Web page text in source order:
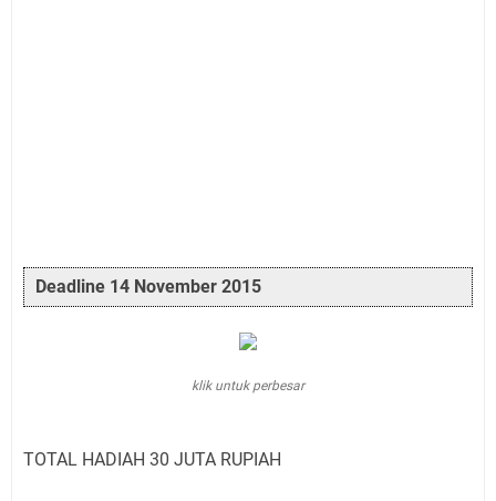
Deadline 14 November 2015
klik untuk perbesar
TOTAL HADIAH 30 JUTA RUPIAH